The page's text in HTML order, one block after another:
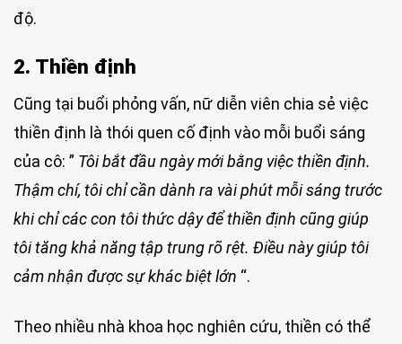
độ.
2. Thiền định
Cũng tại buổi phỏng vấn, nữ diễn viên chia sẻ việc
thiền định là thói quen cố định vào mỗi buổi sáng
của cô: ” Tôi bắt đầu ngày mới bằng việc thiền định.
Thậm chí, tôi chỉ cần dành ra vài phút mỗi sáng trước
khi chỉ các con tôi thức dậy để thiền định cũng giúp
tôi tăng khả năng tập trung rõ rệt. Điều này giúp tôi
cảm nhận được sự khác biệt lớn “.
Theo nhiều nhà khoa học nghiên cứu, thiền có thể